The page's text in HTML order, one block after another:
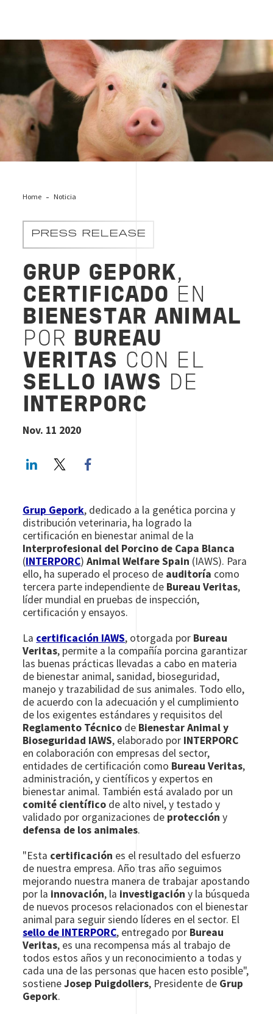
Cerdo bienestar animal Grup Gepork
Home Noticia
PRESS RELEASE
GRUP GEPORK,
CERTIFICADO
EN
BIENESTAR ANIMAL
POR
BUREAU
VERITAS CON EL
SELLO IAWS
DE
INTERPORC
Nov. 11 2020
LinkedInTwitter
Grup Gepork, dedicado a la genética porcina y
distribución veterinaria, ha logrado la
certificación en bienestar animal de la
Interprofesional del Porcino de Capa Blanca
(INTERPORC)Animal Welfare Spain (IAWS). Para
ello, ha superado el proceso de auditoría como
tercera parte independiente de Bureau Veritas,
líder mundial en pruebas de inspección,
certificación y ensayos.
La certificación IAWS, otorgada por Bureau
Veritas, permite a la compañía porcina garantizar
las buenas prácticas llevadas a cabo en materia
de bienestar animal, sanidad, bioseguridad,
manejo y trazabilidad de sus animales. Todo ello,
de acuerdo con la adecuación y el cumplimiento
de los exigentes estándares y requisitos del
Reglamento Técnico de Bienestar Animal y
Bioseguridad IAWS, elaborado por INTERPORC
en colaboración con empresas del sector,
entidades de certificación como Bureau Veritas,
administración, y científicos y expertos en
bienestar animal. También está avalado por un
comité científico de alto nivel, y testado y
validado por organizaciones de protección y
defensa de los animales.
"Esta certificación es el resultado del esfuerzo
de nuestra empresa. Año tras año seguimos
mejorando nuestra manera de trabajar apostando
por la innovación, la investigación y la búsqueda
de nuevos procesos relacionados con el bienestar
animal para seguir siendo líderes en el sector. El
sello de INTERPORC, entregado por Bureau
Veritas, es una recompensa más al trabajo de
todos estos años y un reconocimiento a todas y
cada una de las personas que hacen esto posible",
sostieneJosep Puigdollers, Presidente de Grup
Gepork.